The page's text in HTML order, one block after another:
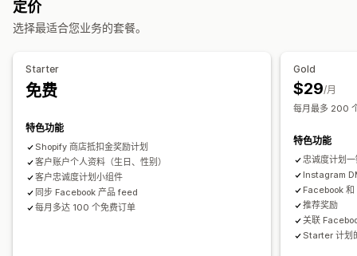
积分 折扣 商店抵扣额
绩效分析
绩效跟踪
展示次数
定价
选择最适合您业务的套餐。
Starter
免费
特色功能
Shopify 商店抵扣金奖励计划
客户账户个人资料（生日、性别）
客户忠诚度计划小组件
同步 Facebook 产品 feed
每月多达 100 个免费订单
Gold
$29/月
每月最多 200
特色功能
忠诚度计划
Instagram
Facebook
推荐奖励
关联
Starter 计划